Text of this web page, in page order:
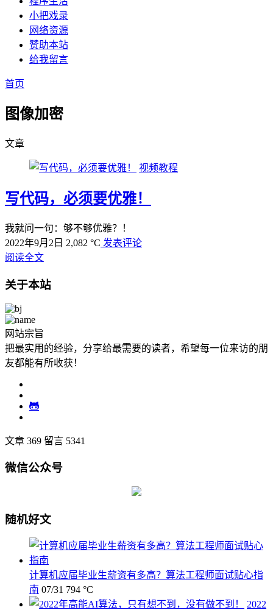
小把戏录
网络资源
赞助本站
给我留言
首页
图像加密
文章
视频教程
写代码，必须要优雅！
我就问一句：够不够优雅？！
2022年9月2日 2,082 °C 发表评论
阅读全文
关于本站
网站宗旨
把最实用的经验，分享给最需要的读者，希望每一位来访的朋
友都能有所收获！
文章 369 留言 5341
微信公众号
随机好文
计算机应届毕业生薪资有多高？算法工程师面试贴心指
南 07/31 794 °C
2022